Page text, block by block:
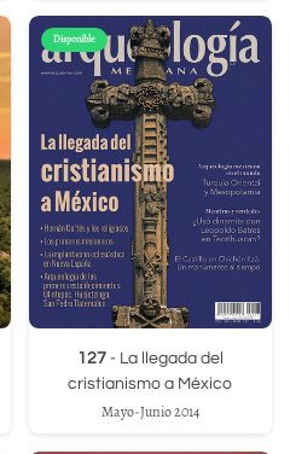
Disponible
127- La llegada del
cristianismo a México
Mayo-Junio 2014